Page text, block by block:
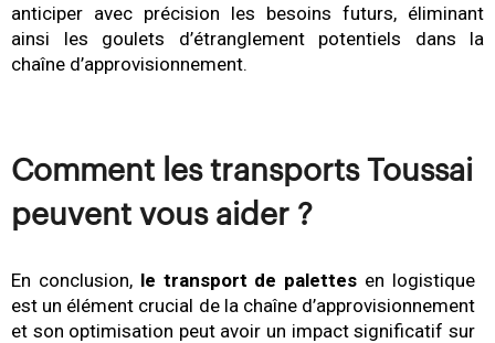
anticiper avec précision les besoins futurs, éliminant
ainsi les goulets d’étranglement potentiels dans la
chaîne d’approvisionnement.
Comment les transports
peuvent vous aider ?
En conclusion, le transport de palettes en logistique
est un élément crucial de la chaîne d’approvisionnement
et son optimisation peut avoir un impact significatif sur